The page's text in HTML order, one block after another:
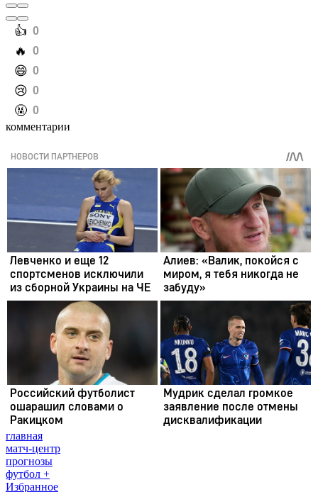
️👍 0
️🔥 0
️😄 0
️😢 0
️🤬 0
комментарии
главная
матч-центр
прогнозы
футбол +
Избранное